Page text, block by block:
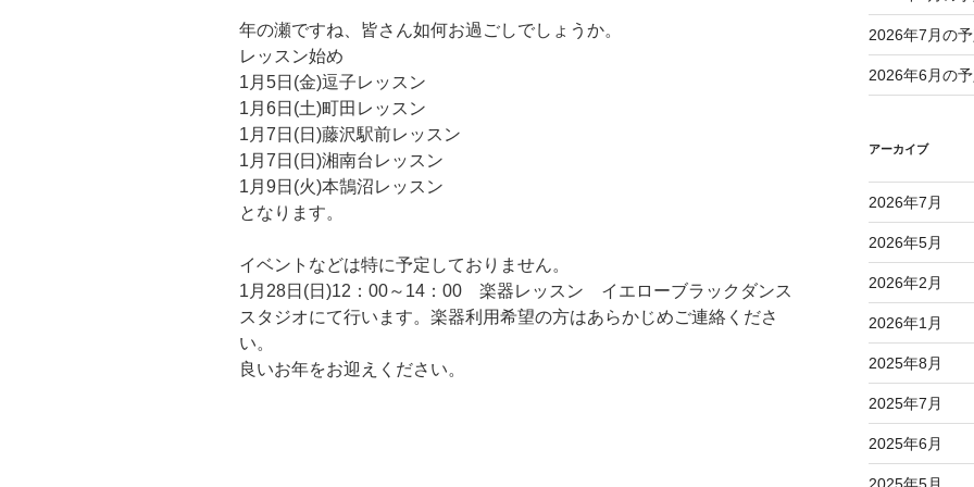
年の瀬ですね、皆さん如何お過ごしでしょうか。
レッスン始め
1月5日(金)逗子レッスン
1月6日(土)町田レッスン
1月7日(日)藤沢駅前レッスン
1月7日(日)湘南台レッスン
1月9日(火)本鵠沼レッスン
となります。
イベントなどは特に予定しておりません。
1月28日(日)12：00～14：00 楽器レッスン イエローブラックダンス
スタジオにて行います。楽器利用希望の方はあらかじめご連絡くださ
い。
良いお年をお迎えください。
2026年7月の
2026年6月の
アーカイブ
2026年7月
2026年5月
2026年2月
2026年1月
2025年8月
2025年7月
2025年6月
2025年5月